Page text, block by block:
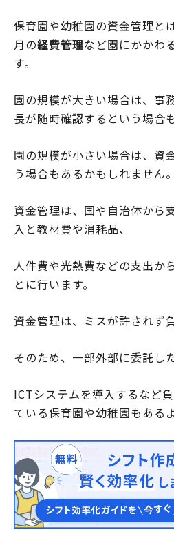
保育園や幼稚園の資金管理と
月の経費管理など園にかかわ
す。
園の規模が大きい場合は、事
長が随時確認するという場合
園の規模が小さい場合は、資
う場合もあるかもしれません。
資金管理は、国や自治体から
入と教材費や消耗品、
人件費や光熱費などの支出か
とに行います。
資金管理は、ミスが許されず
そのため、一部外部に委託した
ICTシステムを導入するなど
ている保育園や幼稚園もある